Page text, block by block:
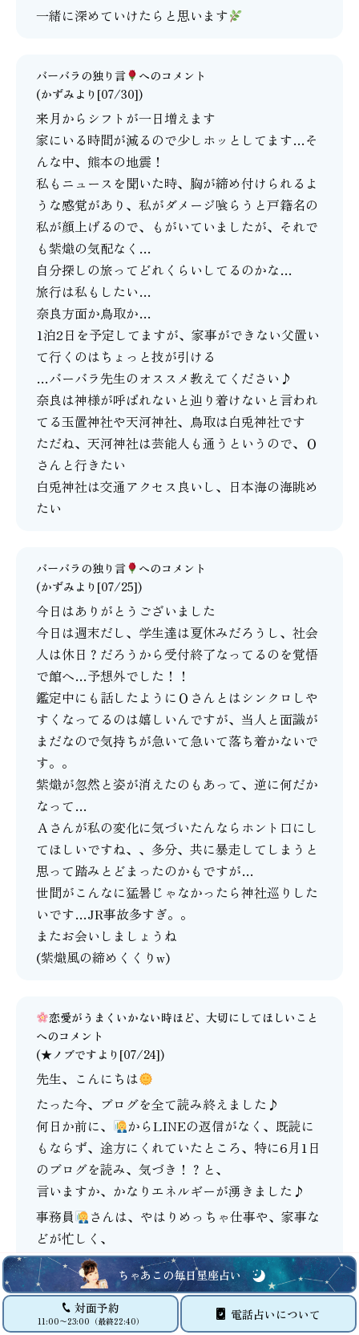
ちゃあこの毎日星座占い
対面予約
11:00〜23:00（最終22:40） 電話占いについて
一緒に深めていけたらと思います
バーバラの独り言
へのコメント
(かずみより[07/30])
来月からシフトが一日増えます
家にいる時間が減るので少しホッとしてます…そ
んな中、熊本の地震！
私もニュースを聞いた時、胸が締め付けられるよ
うな感覚があり、私がダメージ喰らうと戸籍名の
私が顔上げるので、もがいていましたが、それで
も紫熾の気配なく…
自分探しの旅ってどれくらいしてるのかな…
旅行は私もしたい…
奈良方面か鳥取か…
1泊2日を予定してますが、家事ができない父置い
て行くのはちょっと技が引ける
…バーバラ先生のオススメ教えてください♪
奈良は神様が呼ばれないと辿り着けないと言われ
てる玉置神社や天河神社、鳥取は白兎神社です
ただね、天河神社は芸能人も通うというので、Ｏ
さんと行きたい
白兎神社は交通アクセス良いし、日本海の海眺め
たい
バーバラの独り言
へのコメント
(かずみより[07/25])
今日はありがとうございました
今日は週末だし、学生達は夏休みだろうし、社会
人は休日？だろうから受付終了なってるのを覚悟
で館へ…予想外でした！！
鑑定中にも話したようにＯさんとはシンクロしや
すくなってるのは嬉しいんですが、当人と面識が
まだなので気持ちが急いて急いて落ち着かないで
す。。
紫熾が忽然と姿が消えたのもあって、逆に何だか
なって…
Ａさんが私の変化に気づいたんならホント口にし
てほしいですね、、多分、共に暴走してしまうと
思って踏みとどまったのかもですが…
世間がこんなに猛暑じゃなかったら神社巡りした
いです…JR事故多すぎ。。
またお会いしましょうね
(紫熾風の締めくくりw)
恋愛がうまくいかない時ほど、大切にしてほしいこと
へのコメント
(★ノブですより[07/24])
先生、こんにちは
たった今、ブログを全て読み終えました♪
何日か前に、
からLINEの返信がなく、既読に
もならず、途方にくれていたところ、特に6月1日
のブログを読み、気づき！？と、
言いますか、かなりエネルギーが湧きました♪
事務員
さんは、やはりめっちゃ仕事や、家事な
どが忙しく、
LINEも返信出来なく、悪いなーって思ってたら
しいです
その後も先生のブログを全て読み、前に先生が鑑
定で言っていた、